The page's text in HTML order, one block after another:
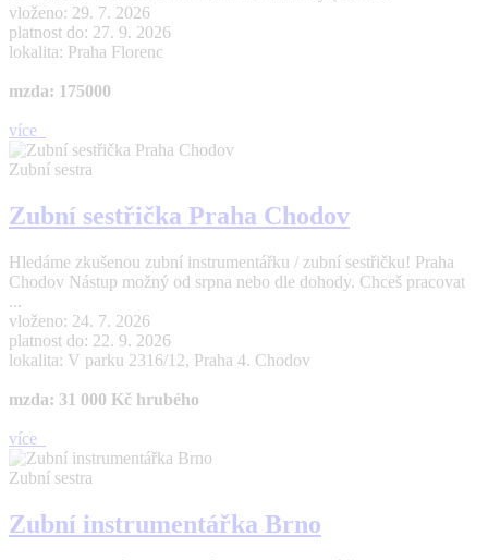
vloženo: 29. 7. 2026
platnost do: 27. 9. 2026
lokalita: Praha Florenc
mzda: 175000
více
Zubní sestra
Zubní sestřička Praha Chodov
Hledáme zkušenou zubní instrumentářku / zubní sestřičku! Praha
Chodov Nástup možný od srpna nebo dle dohody. Chceš pracovat
...
vloženo: 24. 7. 2026
platnost do: 22. 9. 2026
lokalita: V parku 2316/12, Praha 4. Chodov
mzda: 31 000 Kč hrubého
více
Zubní sestra
Zubní instrumentářka Brno